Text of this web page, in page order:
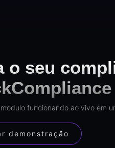
o seu
funcionando ao vivo em
demonstração